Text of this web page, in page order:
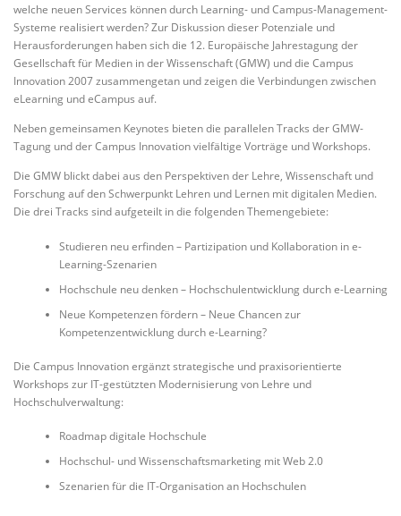
welche neuen Services können durch Learning- und Campus-Management-
Systeme realisiert werden? Zur Diskussion dieser Potenziale und
Herausforderungen haben sich die 12. Europäische Jahrestagung der
Gesellschaft für Medien in der Wissenschaft (GMW) und die Campus
Innovation 2007 zusammengetan und zeigen die Verbindungen zwischen
eLearning und eCampus auf.
Neben gemeinsamen Keynotes bieten die parallelen Tracks der GMW-
Tagung und der Campus Innovation vielfältige Vorträge und Workshops.
Die GMW blickt dabei aus den Perspektiven der Lehre, Wissenschaft und
Forschung auf den Schwerpunkt Lehren und Lernen mit digitalen Medien.
Die drei Tracks sind aufgeteilt in die folgenden Themengebiete:
Studieren neu erfinden – Partizipation und Kollaboration in e-
Learning-Szenarien
Hochschule neu denken – Hochschulentwicklung durch e-Learning
Neue Kompetenzen fördern – Neue Chancen zur
Kompetenzentwicklung durch e-Learning?
Die Campus Innovation ergänzt strategische und praxisorientierte
Workshops zur IT-gestützten Modernisierung von Lehre und
Hochschulverwaltung:
Roadmap digitale Hochschule
Hochschul- und Wissenschaftsmarketing mit Web 2.0
Szenarien für die IT-Organisation an Hochschulen